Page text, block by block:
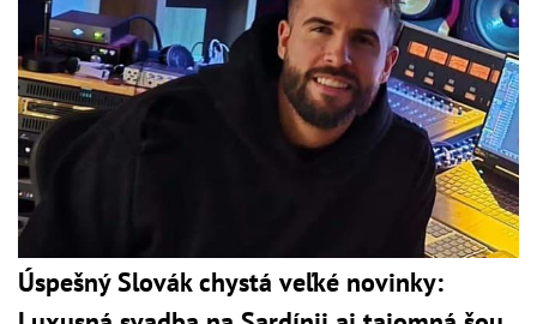
Úspešný Slovák chystá veľké novinky: